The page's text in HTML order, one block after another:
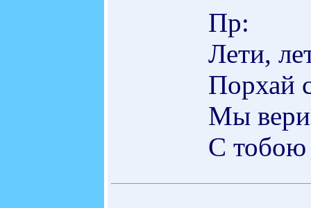
Пр:
Лети,
Порхай
Мы
С тобою